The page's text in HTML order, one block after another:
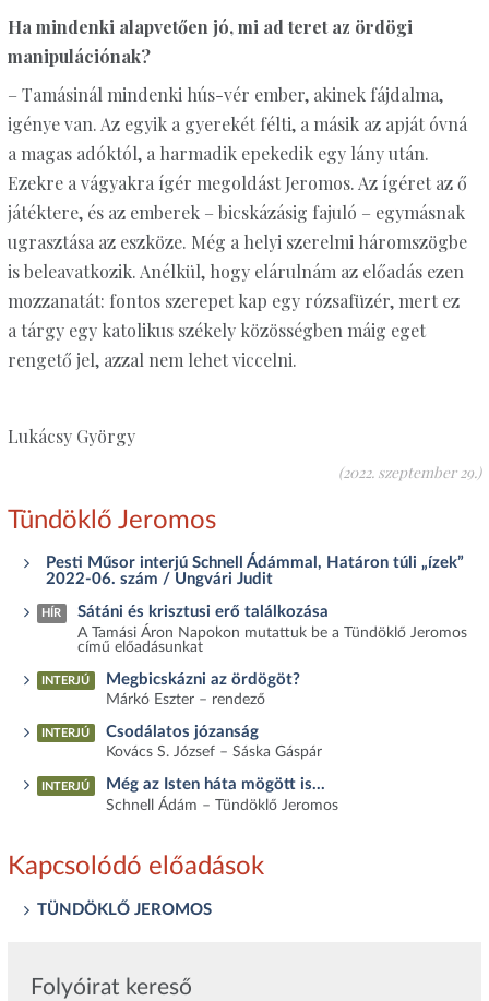
Ha mindenki alapvetően jó, mi ad teret az ördögi
manipulációnak?
– Tamásinál mindenki hús-vér ember, akinek fájdalma,
igénye van. Az egyik a gyerekét félti, a másik az apját óvná
a magas adóktól, a harmadik epekedik egy lány után.
Ezekre a vágyakra ígér megoldást Jeromos. Az ígéret az ő
játéktere, és az emberek – bicskázásig fajuló – egymásnak
ugrasztása az eszköze. Még a helyi szerelmi háromszögbe
is beleavatkozik. Anélkül, hogy elárulnám az előadás ezen
mozzanatát: fontos szerepet kap egy rózsafüzér, mert ez
a tárgy egy katolikus székely közösségben máig eget
rengető jel, azzal nem lehet viccelni.
Lukácsy György
(2022. szeptember 29.)
Tündöklő Jeromos
Pesti Műsor interjú Schnell Ádámmal, Határon túli „ízek”
2022-06. szám / Ungvári Judit
HÍR Sátáni és krisztusi erő találkozása
A Tamási Áron Napokon mutattuk be a Tündöklő Jeromos
című előadásunkat
INTERJÚ Megbicskázni az ördögöt?
Márkó Eszter – rendező
INTERJÚ Csodálatos józanság
Kovács S. József – Sáska Gáspár
INTERJÚ Még az Isten háta mögött is…
Schnell Ádám – Tündöklő Jeromos
Kapcsolódó előadások
TÜNDÖKLŐ JEROMOS
Folyóirat kereső